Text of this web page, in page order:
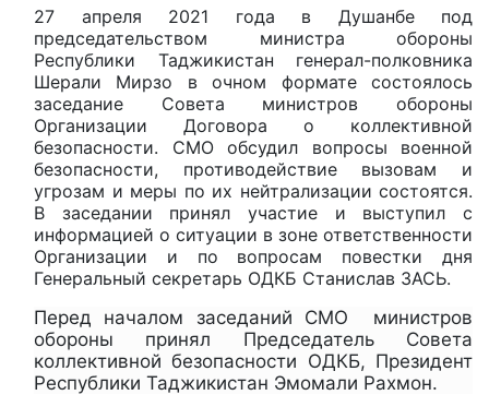
27 апреля 2021 года в Душанбе под
председательством министра обороны
Республики Таджикистан генерал-полковника
Шерали Мирзо в очном формате состоялось
заседание Совета министров обороны
Организации Договора о коллективной
безопасности. СМО обсудил вопросы военной
безопасности, противодействие вызовам и
угрозам и меры по их нейтрализации состоятся.
В заседании принял участие и выступил с
информацией о ситуации в зоне ответственности
Организации и по вопросам повестки дня
Генеральный секретарь ОДКБ Станислав ЗАСЬ.
Перед началом заседаний СМО министров
обороны принял Председатель Совета
коллективной безопасности ОДКБ, Президент
Республики Таджикистан Эмомали Рахмон.